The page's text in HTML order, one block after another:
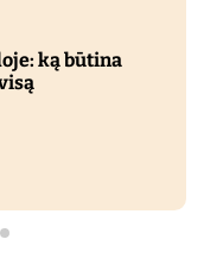
ką būtina